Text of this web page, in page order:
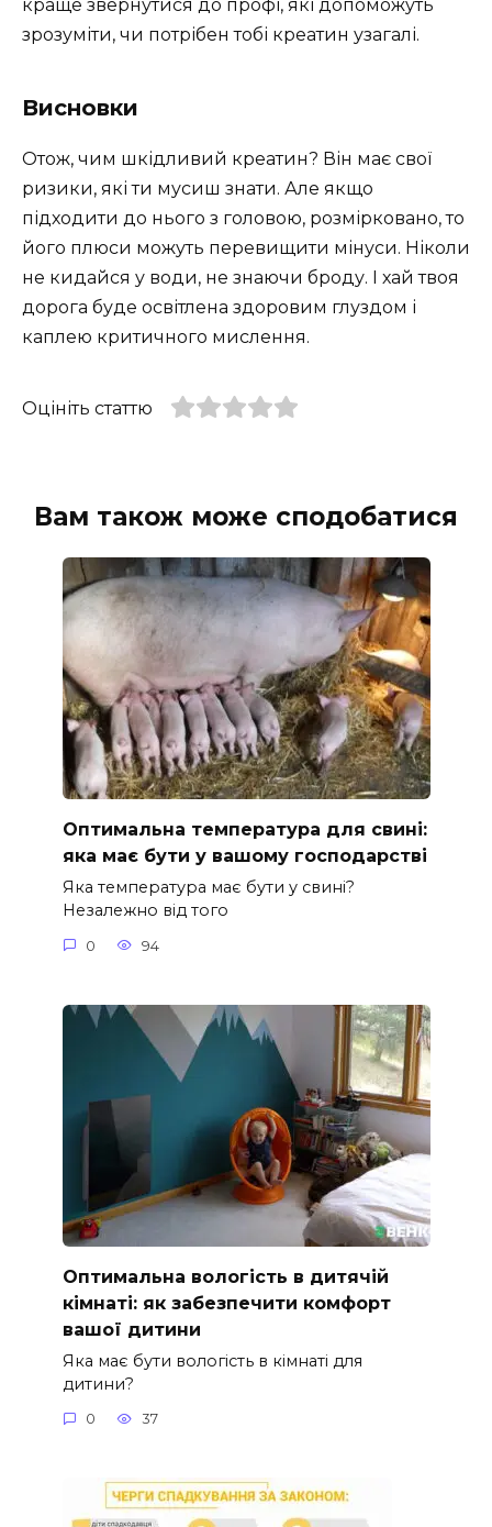
краще звернутися до профі, які допоможуть
зрозуміти, чи потрібен тобі креатин узагалі.
Висновки
Отож, чим шкідливий креатин? Він має свої
ризики, які ти мусиш знати. Але якщо
підходити до нього з головою, розмірковано, то
його плюси можуть перевищити мінуси. Ніколи
не кидайся у води, не знаючи броду. І хай твоя
дорога буде освітлена здоровим глуздом і
каплею критичного мислення.
Оцініть статтю
Вам також може сподобатися
Оптимальна температура для свині:
яка має бути у вашому господарстві
Яка температура має бути у свині?
Незалежно від того
0 94
Оптимальна вологість в дитячій
кімнаті: як забезпечити комфорт
вашої дитини
Яка має бути вологість в кімнаті для
дитини?
0 37